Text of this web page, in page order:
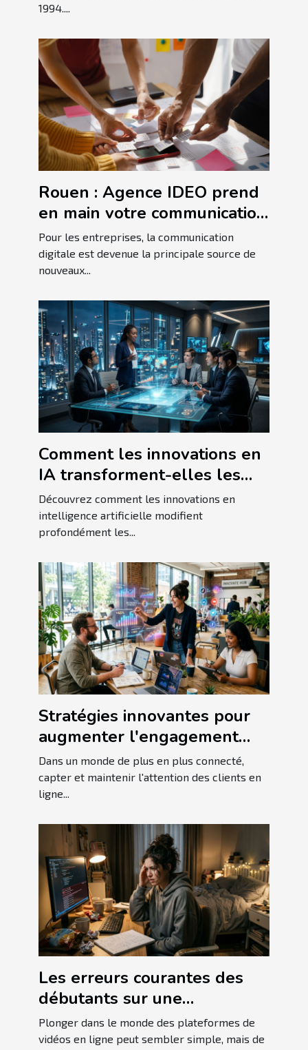
1994....
Rouen : Agence IDEO prend
en main votre communication
!Pour les entreprises, la communication
digitale est devenue la principale source de
nouveaux...
Comment les innovations en
IA transforment-elles les
pratiques commerciales
actuelles ?
Découvrez comment les innovations en
intelligence artificielle modifient
profondément les...
Stratégies innovantes pour
augmenter l'engagement
client en ligne
Dans un monde de plus en plus connecté,
capter et maintenir l'attention des clients en
ligne...
Les erreurs courantes des
débutants sur une
plateforme de vidéos en
ligne
Plonger dans le monde des plateformes de
vidéos en ligne peut sembler simple, mais de